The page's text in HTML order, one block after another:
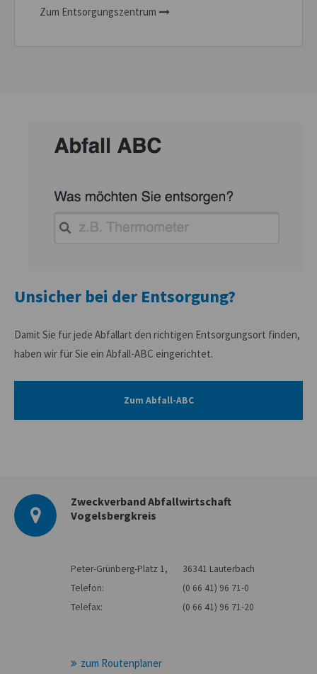
Zum Entsorgungszentrum
Unsicher bei der Entsorgung?
Damit Sie für jede Abfallart den richtigen Entsorgungsort finden,
haben wir für Sie ein Abfall-ABC eingerichtet.
Zum Abfall-ABC
Zweckverband Abfallwirtschaft
Vogelsbergkreis
Peter-Grünberg-Platz 1,
36341 Lauterbach
Telefon:
(0 66 41) 96 71-0
Telefax:
(0 66 41) 96 71-20
zum Routenplaner